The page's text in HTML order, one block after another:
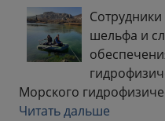
шельфа и
Морского
Читать дальше